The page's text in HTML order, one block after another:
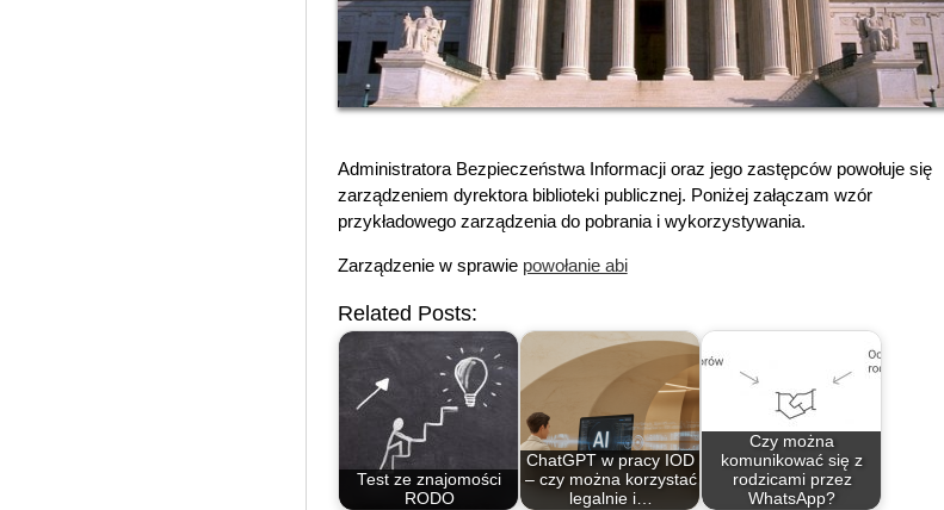
Administratora Bezpieczeństwa Informacji oraz jego zastępców powołuje się
zarządzeniem dyrektora biblioteki publicznej. Poniżej załączam wzór
przykładowego zarządzenia do pobrania i wykorzystywania.
Zarządzenie w sprawie powołanie abi
Related Posts:
Test ze znajomości
RODO
ChatGPT w pracy IOD
– czy można korzystać
legalnie i…
Czy można
komunikować się z
rodzicami przez
WhatsApp?